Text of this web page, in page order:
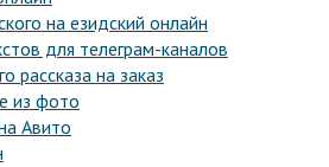
на езидский онлайн
для телеграм-каналов
рассказа на заказ
из фото
Авито